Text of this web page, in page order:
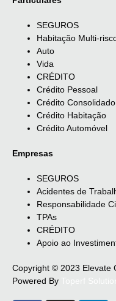
SEGUROS
Habitação Multi-
Auto
Vida
CRÉDITO
Crédito Pessoal
Crédito Consolidado
Crédito Habitação
Crédito Automóvel
Empresas
SEGUROS
Acidentes de
Responsabilidade
TPAs
CRÉDITO
Apoio ao
Copyright © 2023 Elevate
Powered By